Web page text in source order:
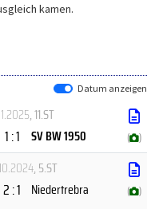
kamen.
Datum anzeigen
, 11.ST
1 : 1 SV BW 1950 ( )
, 5.ST
2 : 1 Niedertrebra ( )